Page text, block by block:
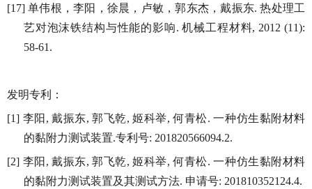
[17]单伟根，李阳，徐晨，卢敏，郭东杰，戴振东.热处理工
艺对泡沫铁结构与性能的影响.机械工程材料, 2012 (11):
58-61.
发明专利：
[1] 李阳,戴振东,郭飞乾,姬科举,何青松.一种仿生黏附材料
的黏附力测试装置.专利号: 201820566094.2.
[2] 李阳,戴振东,郭飞乾,姬科举,何青松.一种仿生黏附材料
的黏附力测试装置及其测试方法. 申请号: 201810352124.4.